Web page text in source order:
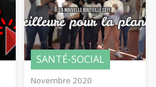
SANTÉ-SOCIAL
Novembre 2020